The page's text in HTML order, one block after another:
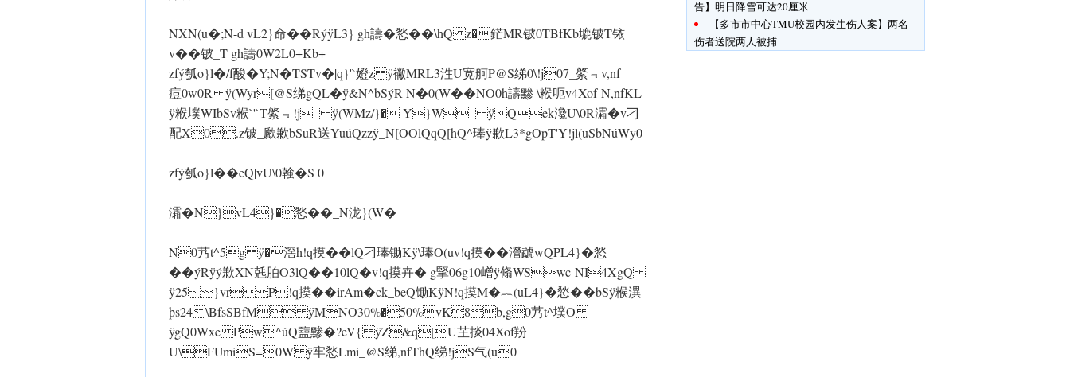
NXN(u�;N-d vL2}命��Rý ÿL3} gh譸�悐��\hQ z�鋩MR铍0 TBfKb塶铍T铱
v��铍_T gh譸0W2L 0+Kb+
zfý瓠o}l�/f酸�Y;N�TS Tv�|q}'`嬁 z ÿ襒MRL3泩U宽舸P@S绨0\!j07_綮﹃v,nf
痘0 w0R ÿ(Wyr[@S绨gQL� ÿ&N^bSýR N�0(W��NO0h譸黪 \糇呃v4Xof-N,nfKL
ÿ糇墣WIbSv糇`'`T綮﹃!j_ ÿ(WMz/}� Y}W_ ÿQek瀺U\0R灀�v刁
配X0.z铍_歋歉bSuR送YuúQzz ÿ_N[OOlQqQ[hQ^琫 ÿ歉L3*gOpT'Y!jl(uSb NúWy0
zfý瓠o}l��eQ|vU\ 0螒�S 0
灀�N}vL4}�悐��_N泷}(W�
N0艿t^5g ÿ�滘h!q摸��lQ刁琫锄K ÿ\琫O(uv!q摸��瀯虣wQPL4}�悐
��ýR ÿý歉XN兞胉O3lQ��10lQ�v!q摸卉� g掔06g10嶒 ÿ翛WSwc-NI4XgQ
ÿ25}vrP!q摸��irAm�ck_beQ锄K ÿN!q摸M�︷(uL4}�悐��bS ÿ糇潩
þs24\BfsSBfM ÿMNO30%�50%vK8b,g0艿t^墣O
ÿgQ0Wxe Pw^úQ盬黪�?eV{ ÿZ&q[U芏掞04Xof羒
U\FUmiS=0W ÿ牢悐Lmi_@S绨,nfThQ绨!jS气(u0
告】明日降雪可达20厘米
【多市市中心TMU校园内发生伤人案】两名
伤者送院两人被捕